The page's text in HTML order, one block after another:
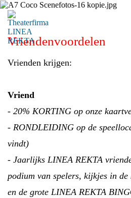
Vriendenvoordelen
Vrienden krijgen:
Vriend
- 20% KORTING op onze
- RONDLEIDING op de
vindt)
- Jaarlijks LINEA REKTA
podium van spelers, kijkjes in de
en de grote LINEA REKTA